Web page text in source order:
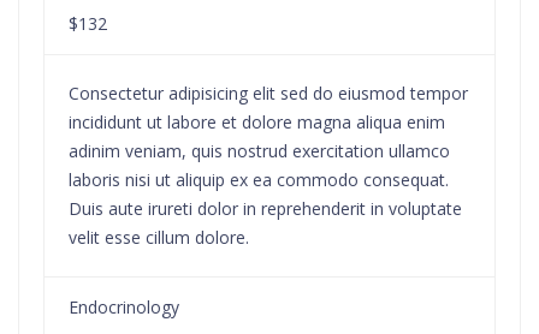
$132
Consectetur adipisicing elit sed do eiusmod tempor
incididunt ut labore et dolore magna aliqua enim
adinim veniam, quis nostrud exercitation ullamco
laboris nisi ut aliquip ex ea commodo consequat.
Duis aute irureti dolor in reprehenderit in voluptate
velit esse cillum dolore.
Endocrinology